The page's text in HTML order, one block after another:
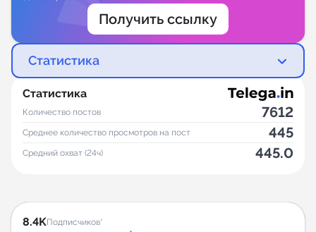
Получить ссылку
Статистика
Статистика
Количество постов 7612
Среднее количество просмотров на пост 445
Средний охват (24ч) 445.0
8.4KПодписчиков*